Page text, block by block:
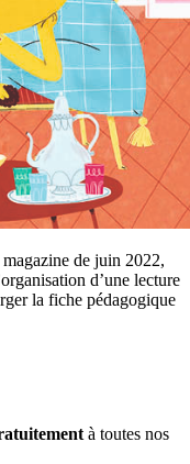
de juin 2022,
d’une lecture
la fiche pédagogique
à toutes nos